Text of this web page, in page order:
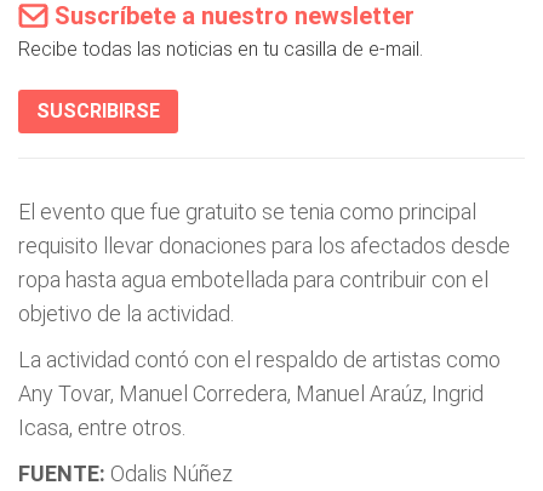
Suscríbete a nuestro newsletter
Recibe todas las noticias en tu casilla de e-mail.
SUSCRIBIRSE
El evento que fue gratuito se tenia como principal
requisito llevar donaciones para los afectados desde
ropa hasta agua embotellada para contribuir con el
objetivo de la actividad.
La actividad contó con el respaldo de artistas como
Any Tovar, Manuel Corredera, Manuel Araúz, Ingrid
Icasa, entre otros.
FUENTE: Odalis Núñez